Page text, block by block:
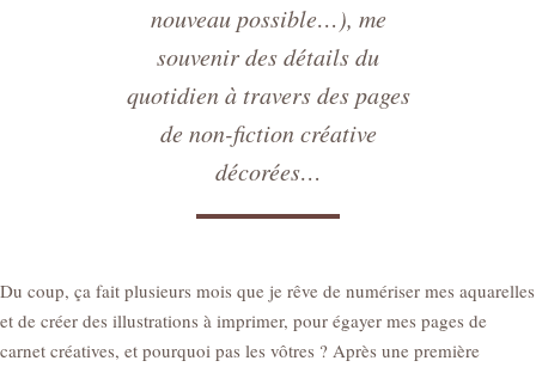
nouveau possible…), me
souvenir des détails du
quotidien à travers des pages
de non-fiction créative
décorées…
Du coup, ça fait plusieurs mois que je rêve de numériser mes aquarelles
et de créer des illustrations à imprimer, pour égayer mes pages de
carnet créatives, et pourquoi pas les vôtres ? Après une première